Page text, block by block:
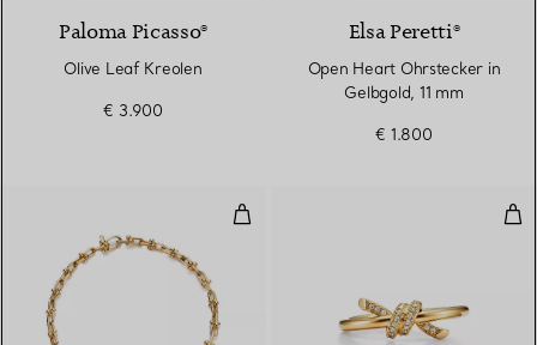
Paloma Picasso®
Olive Leaf Kreolen
€ 3.900
Elsa Peretti®
Open Heart Ohrstecker in
Gelbgold, 11 mm
€ 1.800
Schmales Gliederarmband in